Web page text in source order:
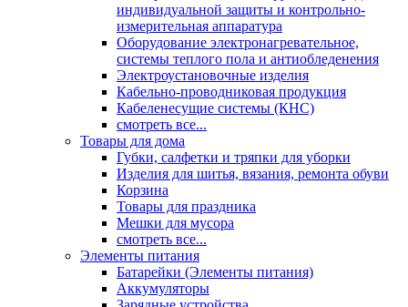
индивидуальной защиты и контрольно-
измерительная аппаратура
Оборудование электронагревательное,
системы теплого пола и антиобледенения
Электроустановочные изделия
Кабельно-проводниковая продукция
Кабеленесущие системы (КНС)
смотреть все...
Товары для дома
Губки, салфетки и тряпки для уборки
Изделия для шитья, вязания, ремонта обуви
Корзина
Товары для праздника
Мешки для мусора
смотреть все...
Элементы питания
Батарейки (Элементы питания)
Аккумуляторы